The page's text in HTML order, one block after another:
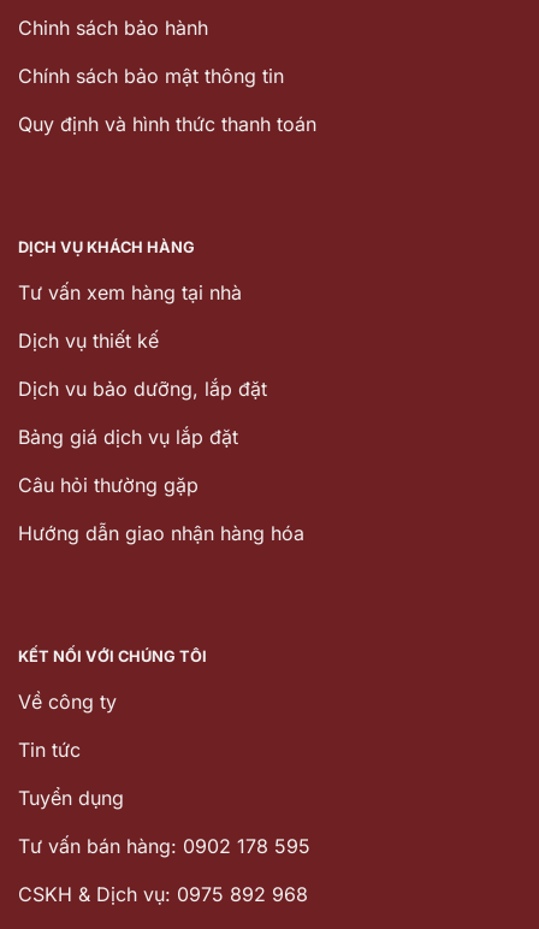
Chinh sách bảo hành
Chính sách bảo mật thông tin
Quy định và hình thức thanh toán
DỊCH VỤ KHÁCH HÀNG
Tư vấn xem hàng tại nhà
Dịch vụ thiết kế
Dịch vu bảo dưỡng, lắp đặt
Bảng giá dịch vụ lắp đặt
Câu hỏi thường gặp
Hướng dẫn giao nhận hàng hóa
KẾT NỐI VỚI CHÚNG TÔI
Về công ty
Tin tức
Tuyển dụng
Tư vấn bán hàng: 0902 178 595
CSKH & Dịch vụ: 0975 892 968